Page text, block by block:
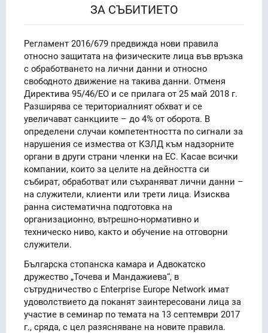
ЗА СЪБИТИЕТО
Регламент 2016/679 предвижда нови правила
относно защитата на физическите лица във връзка
с обработването на лични данни и относно
свободното движение на такива данни. Отменя
Директива 95/46/EО и се прилага от 25 май 2018 г.
Разширява се териториалният обхват и се
увеличават санкциите – до 4% от оборота. В
определени случаи компетентността по сигнали за
нарушения се измества от КЗЛД към надзорните
органи в други страни членки на ЕС. Касае всички
компании, които за целите на дейността си
събират, обработват или съхраняват лични данни –
на служители, клиенти или трети лица. Изисква
ранна систематична подготовка на
организационно, вътрешно-нормативно и
техническо ниво, както и обучение на отговорни
служители.
Българска стопанска камара и Адвокатско
дружество „Точева и Мандажиева“, в
сътрудничество с Enterprise Europe Network имат
удоволствието да поканят заинтересовани лица за
участие в семинар по темата на 13 септември 2017
г., сряда, с цел разясняване на новите правила.